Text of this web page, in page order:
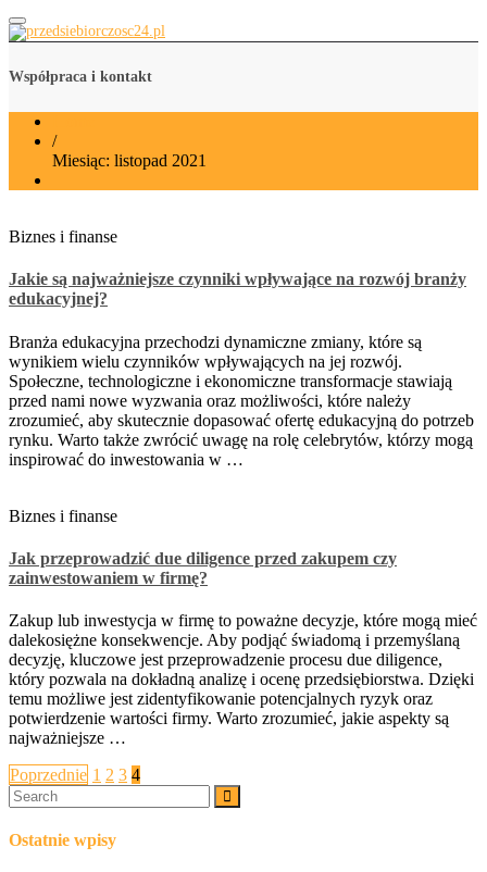
przedsiebiorczosc24.pl
Współpraca i kontakt
/
Miesiąc: listopad 2021
Biznes i finanse
Jakie są najważniejsze czynniki wpływające na rozwój branży
edukacyjnej?
Branża edukacyjna przechodzi dynamiczne zmiany, które są
wynikiem wielu czynników wpływających na jej rozwój.
Społeczne, technologiczne i ekonomiczne transformacje stawiają
przed nami nowe wyzwania oraz możliwości, które należy
zrozumieć, aby skutecznie dopasować ofertę edukacyjną do potrzeb
rynku. Warto także zwrócić uwagę na rolę celebrytów, którzy mogą
inspirować do inwestowania w …
Biznes i finanse
Jak przeprowadzić due diligence przed zakupem czy
zainwestowaniem w firmę?
Zakup lub inwestycja w firmę to poważne decyzje, które mogą mieć
dalekosiężne konsekwencje. Aby podjąć świadomą i przemyślaną
decyzję, kluczowe jest przeprowadzenie procesu due diligence,
który pozwala na dokładną analizę i ocenę przedsiębiorstwa. Dzięki
temu możliwe jest zidentyfikowanie potencjalnych ryzyk oraz
potwierdzenie wartości firmy. Warto zrozumieć, jakie aspekty są
najważniejsze …
Stronicowanie
wpisów
Poprzednie 1 2 3 4
Ostatnie wpisy